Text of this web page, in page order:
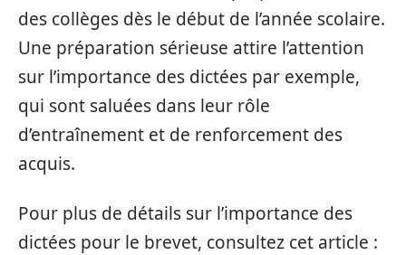
des collèges dès le début de l’année scolaire.
Une préparation sérieuse attire l’attention
sur l’importance des dictées par exemple,
qui sont saluées dans leur rôle
d’entraînement et de renforcement des
acquis.
Pour plus de détails sur l’importance des
dictées pour le brevet, consultez cet article :